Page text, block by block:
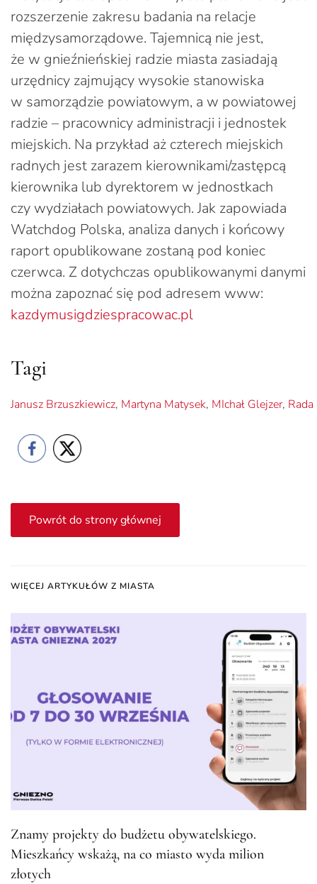
rozszerzenie zakresu badania na relacje
międzysamorządowe. Tajemnicą nie jest,
że w gnieźnieńskiej radzie miasta zasiadają
urzędnicy zajmujący wysokie stanowiska
w samorządzie powiatowym, a w powiatowej
radzie – pracownicy administracji i jednostek
miejskich. Na przykład aż czterech miejskich
radnych jest zarazem kierownikami/zastępcą
kierownika lub dyrektorem w jednostkach
czy wydziałach powiatowych. Jak zapowiada
Watchdog Polska, analiza danych i końcowy
raport opublikowane zostaną pod koniec
czerwca. Z dotychczas opublikowanymi danymi
można zapoznać się pod adresem www:
kazdymusigdziespracowac.pl
Tagi
Janusz Brzuszkiewicz, Martyna Matysek, MIchał Glejzer,
Powrót do strony głównej
WIĘCEJ ARTYKUŁÓW Z MIASTA
Znamy projekty do budżetu obywatelskiego.
Mieszkańcy wskażą, na co miasto wyda milion
złotych